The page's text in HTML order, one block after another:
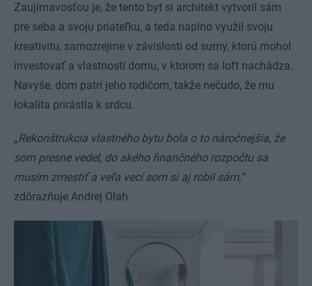
Zaujímavosťou je, že tento byt si architekt vytvoril sám
pre seba a svoju priateľku, a teda naplno využil svoju
kreativitu, samozrejme v závislosti od sumy, ktorú mohol
investovať a vlastností domu, v ktorom sa loft nachádza.
Navyše, dom patrí jeho rodičom, takže nečudo, že mu
lokalita prirástla k srdcu.
„Rekonštrukcia vlastného bytu bola o to náročnejšia, že
som presne vedel, do akého finančného rozpočtu sa
musím zmestiť a veľa vecí som si aj robil sám,“
zdôrazňuje Andrej Olah.